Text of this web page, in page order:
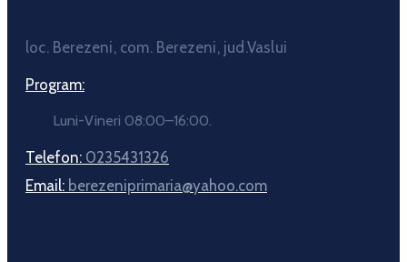
loc. Berezeni, com. Berezeni, jud.Vaslui
Program:
Luni-Vineri 08:00–16:00.
Telefon: 0235431326
Email: berezeniprimaria@yahoo.com